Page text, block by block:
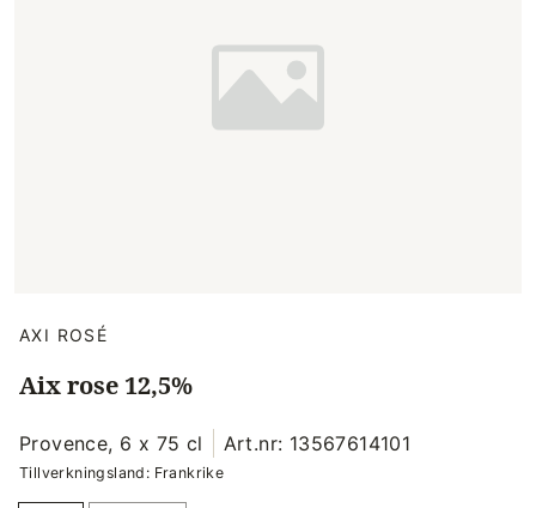
AXI ROSÉ
Aix rose 12,5%
Provence, 6 x 75 cl Art.nr: 13567614101
Tillverkningsland: Frankrike